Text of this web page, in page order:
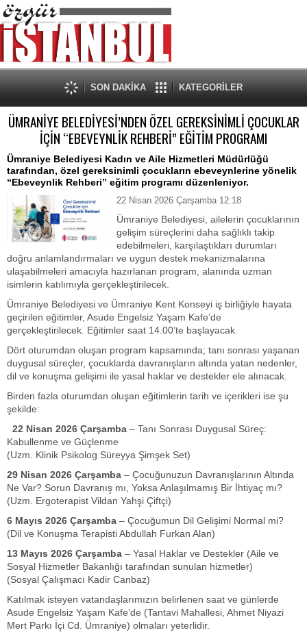
SON DAKİKA KATEGORİLER
ÜMRANİYE BELEDİYESİ’NDEN ÖZEL GEREKSİNİMLİ ÇOCUKLAR
İÇİN “EBEVEYNLİK REHBERİ” EĞİTİM PROGRAMI
Ümraniye Belediyesi Kadın ve Aile Hizmetleri Müdürlüğü
tarafından, özel gereksinimli çocukların ebeveynlerine yönelik
“Ebeveynlik Rehberi” eğitim programı düzenleniyor.
22 Nisan 2026 Çarşamba 12:18
Ümraniye Belediyesi, ailelerin çocuklarının
gelişim süreçlerini daha sağlıklı takip
edebilmeleri, karşılaştıkları durumları
doğru anlamlandırmaları ve uygun destek mekanizmalarına
ulaşabilmeleri amacıyla hazırlanan program, alanında uzman
isimlerin katılımıyla gerçekleştirilecek.
Ümraniye Belediyesi ve Ümraniye Kent Konseyi iş birliğiyle hayata
geçirilen eğitimler, Asude Engelsiz Yaşam Kafe’de
gerçekleştirilecek. Eğitimler saat 14.00’te başlayacak.
Dört oturumdan oluşan program kapsamında; tanı sonrası yaşanan
duygusal süreçler, çocuklarda davranışların altında yatan nedenler,
dil ve konuşma gelişimi ile yasal haklar ve destekler ele alınacak.
Birden fazla oturumdan oluşan eğitimlerin tarih ve içerikleri ise şu
şekilde:
22 Nisan 2026 Çarşamba – Tanı Sonrası Duygusal Süreç:
Kabullenme ve Güçlenme
(Uzm. Klinik Psikolog Süreyya Şimşek Set)
29 Nisan 2026 Çarşamba – Çocuğunuzun Davranışlarının Altında
Ne Var? Sorun Davranış mı, Yoksa Anlaşılmamış Bir İhtiyaç mı?
(Uzm. Ergoterapist Vildan Yahşi Çiftçi)
6 Mayıs 2026 Çarşamba – Çocuğumun Dil Gelişimi Normal mi?
(Dil ve Konuşma Terapisti Abdullah Furkan Alan)
13 Mayıs 2026 Çarşamba – Yasal Haklar ve Destekler (Aile ve
Sosyal Hizmetler Bakanlığı tarafından sunulan hizmetler)
(Sosyal Çalışmacı Kadir Canbaz)
Katılmak isteyen vatandaşlarımızın belirlenen saat ve günlerde
Asude Engelsiz Yaşam Kafe’de (Tantavi Mahallesi, Ahmet Niyazi
Mert Parkı İçi Cd. Ümraniye) olmaları yeterlidir.